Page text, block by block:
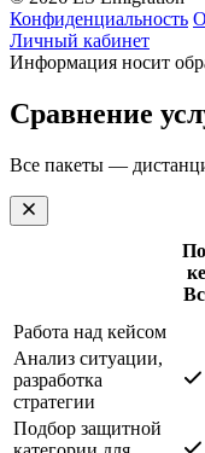
Конфиденциальность
Личный кабинет
Информация носит
Сравнение
Все пакеты —
Работа над кейсом
Анализ ситуации,
разработка
стратегии
Подбор защитной